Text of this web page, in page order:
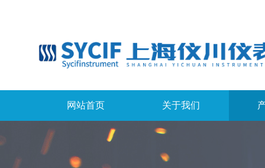
网站首页 关于我们